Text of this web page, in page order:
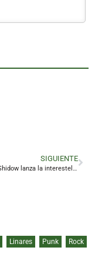
SIGUIENTE
Vídeo | Shidow lanza la interestelar ‘Vaviloms’
Linares Punk Rock